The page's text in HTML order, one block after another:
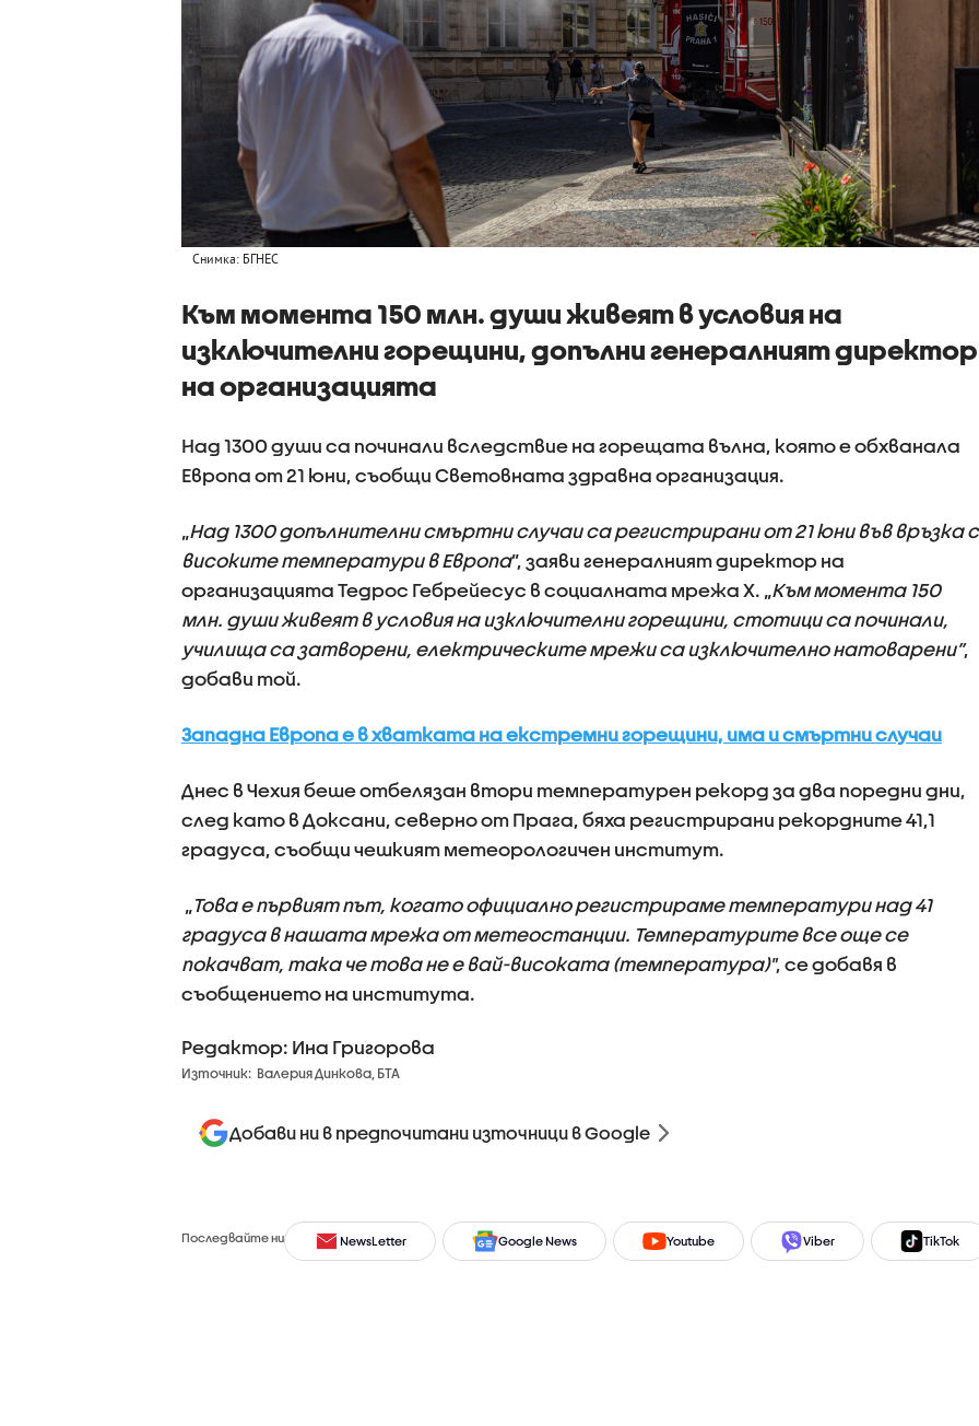
Снимка: БГНЕС
Към момента 150 млн. души живеят в условия на
изключителни горещини, допълни генералният директор
на организацията
Над 1300 души са починали вследствие на горещата вълна, която е обхванала
Европа от 21 юни, съобщи Световната здравна организация.
„Над 1300 допълнителни смъртни случаи са регистрирани от 21 юни във връзка с
високите температури в Европа”, заяви генералният директор на
организацията Тедрос Гебрейесус в социалната мрежа X. „Към момента 150
млн. души живеят в условия на изключителни горещини, стотици са починали,
училища са затворени, електрическите мрежи са изключително натоварени”,
добави той.
Западна Европа е в хватката на екстремни горещини, има и смъртни случаи
Днес в Чехия беше отбелязан втори температурен рекорд за два поредни дни,
след като в Доксани, северно от Прага, бяха регистрирани рекордните 41,1
градуса, съобщи чешкият метеорологичен институт.
„Това е първият път, когато официално регистрираме температури над 41
градуса в нашата мрежа от метеостанции. Температурите все още се
покачват, така че това не е вай-високата (температура)", се добавя в
съобщението на института.
Редактор: Ина Григорова
Източник: Валерия Динкова, БТА
Добави ни в предпочитани източници в Google
Последвайте ни NewsLetter Google News Youtube Viber TikTok